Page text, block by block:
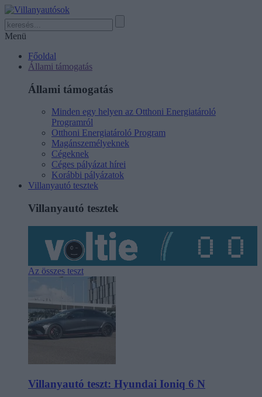
Menü
Főoldal
Állami támogatás
Állami támogatás
Minden egy helyen az Otthoni Energiatároló
Programról
Otthoni Energiatároló Program
Magánszemélyeknek
Cégeknek
Céges pályázat hírei
Korábbi pályázatok
Villanyautó tesztek
Villanyautó tesztek
Az összes teszt
Villanyautó teszt: Hyundai Ioniq 6 N